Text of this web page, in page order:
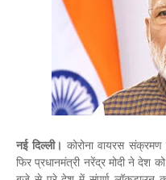
नई दिल्ली। कोरोना वायरस
फिर प्रधानमंत्री नरेंद्र मोदी ने देश